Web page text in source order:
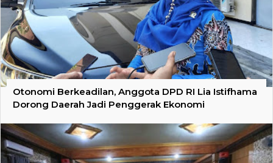
Otonomi Berkeadilan, Anggota DPD RI Lia Istifhama
Dorong Daerah Jadi Penggerak Ekonomi